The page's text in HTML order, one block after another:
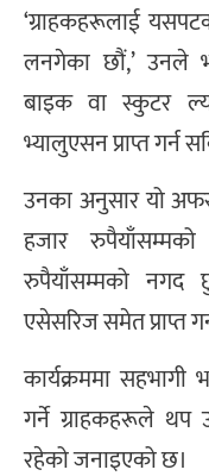
‘ग्राहकहरूलाई
लनगेका छौं,’ उनले
बाइक वा स्कुटर
भ्यालुएसन प्राप्त गर्न
उनका अनुसार यो
हजार
रुपैयाँसम्मको नगद
एसेसरिज समेत प्राप्त
कार्यक्रममा
गर्ने ग्राहकहरूले थप
रहेको जनाइएको छ।